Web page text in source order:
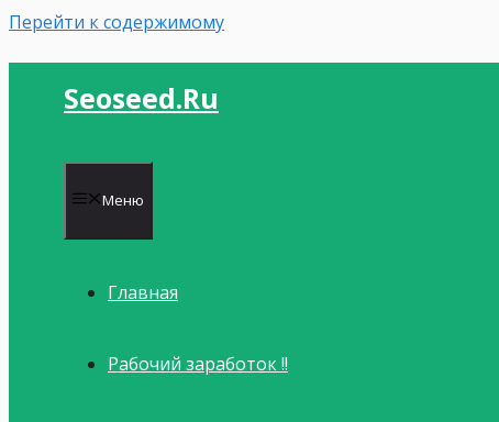
Перейти к содержимому
Seoseed.ru
Меню
Главная
Рабочий заработок !!